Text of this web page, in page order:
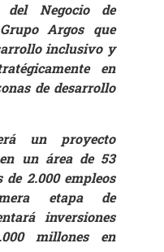
Negocio de
Argos que
inclusivo y
en
de desarrollo
un proyecto
un área de 53
de 2.000 empleos
etapa de
inversiones
millones en